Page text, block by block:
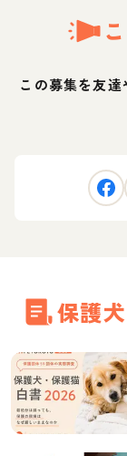
この募集を友
保護